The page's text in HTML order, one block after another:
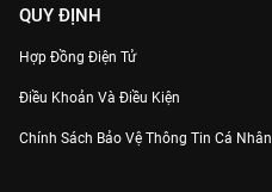
QUY ĐỊNH
Hợp Đồng Điện Tử
Điều Khoản Và Điều Kiện
Chính Sách Bảo Vệ Thông Tin Cá Nhân